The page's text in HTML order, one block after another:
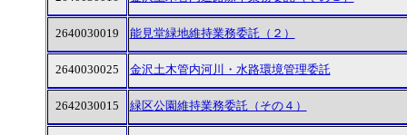
2640030019 能見堂緑地維持業務委託（２）
2640030025 金沢土木管内河川・水路環境管理委託
2642030015 緑区公園維持業務委託（その４）